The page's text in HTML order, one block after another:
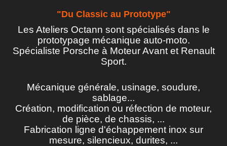
06 09 81 07 38
contact@ateliers-octann.com
ATELIERS
NOS REALISATIONS
CONTACT
"Du Classic au Prototype"
Les Ateliers Octann sont spécialisés dans le
prototypage mécanique auto-moto.
Spécialiste Porsche à Moteur Avant et Renault
Sport.
Mécanique générale, usinage, soudure,
sablage...
Création, modification ou réfection de moteur,
de pièce, de chassis, ...
Fabrication ligne d'échappement inox sur
mesure, silencieux, durites, ...